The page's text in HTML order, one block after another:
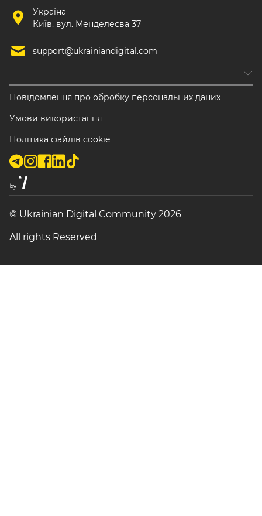
Україна
Київ, вул. Менделеєва 37
support@ukrainiandigital.com
Повідомлення про обробку персональних даних
Умови використання
Політика файлів cookie
© Ukrainian Digital Community 2026
All rights Reserved